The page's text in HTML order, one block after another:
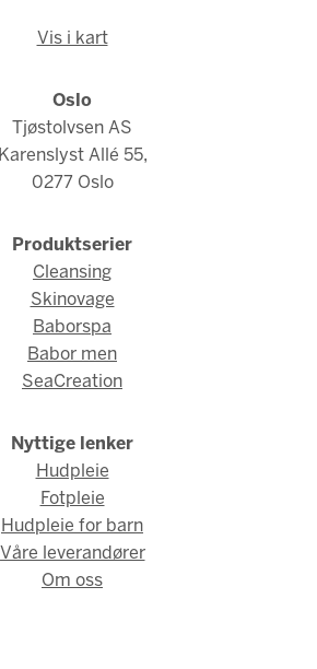
Vis i kart
Oslo
Tjøstolvsen AS
Karenslyst Allé 55,
0277 Oslo
Produktserier
Cleansing
Skinovage
Baborspa
Babor men
SeaCreation
Nyttige lenker
Hudpleie
Fotpleie
Hudpleie for barn
Våre leverandører
Om oss